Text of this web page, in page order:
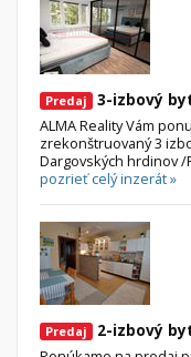
Predaj 3-izbový
ALMA Reality Vám
zrekonštruovaný 3
Dargovských hrdinov
pozrieť celý inzerát »
Predaj 2-izbový